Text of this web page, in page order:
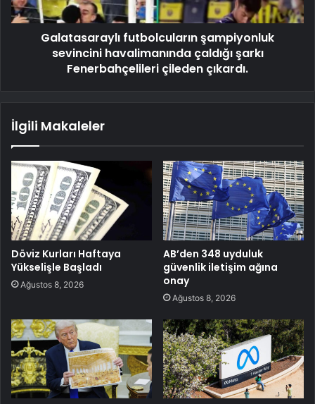
Galatasaraylı futbolcuların şampiyonluk
sevincini havalimanında çaldığı şarkı
Fenerbahçelileri çileden çıkardı.
İlgili Makaleler
Döviz Kurları Haftaya
Yükselişle Başladı
Ağustos 8, 2026
AB’den 348 uyduluk
güvenlik iletişim ağına
onay
Ağustos 8, 2026